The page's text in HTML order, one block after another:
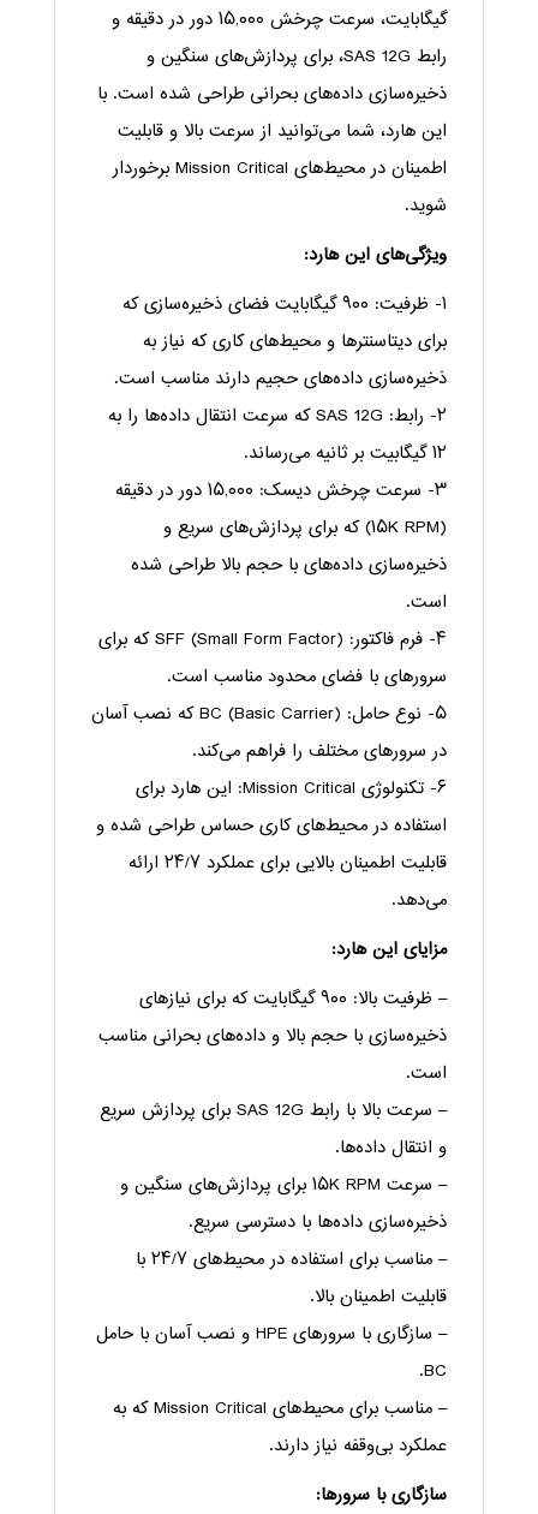
گیگابایت، سرعت چرخش ۱۵,۰۰۰ دور در دقیقه و
رابط SAS 12G، برای پردازش‌های سنگین و
ذخیره‌سازی داده‌های بحرانی طراحی شده است. با
این هارد، شما می‌توانید از سرعت بالا و قابلیت
اطمینان در محیط‌های Mission Critical برخوردار
شوید.
ویژگی‌های این هارد:
۱- ظرفیت: ۹۰۰ گیگابایت فضای ذخیره‌سازی که
برای دیتاسنترها و محیط‌های کاری که نیاز به
ذخیره‌سازی داده‌های حجیم دارند مناسب است.
۲- رابط: SAS 12G که سرعت انتقال داده‌ها را به
۱۲ گیگابیت بر ثانیه می‌رساند.
۳- سرعت چرخش دیسک: ۱۵,۰۰۰ دور در دقیقه
(۱۵K RPM) که برای پردازش‌های سریع و
ذخیره‌سازی داده‌های با حجم بالا طراحی شده
است.
۴- فرم فاکتور: SFF (Small Form Factor) که برای
سرورهای با فضای محدود مناسب است.
۵- نوع حامل: BC (Basic Carrier) که نصب آسان
در سرورهای مختلف را فراهم می‌کند.
۶- تکنولوژی Mission Critical: این هارد برای
استفاده در محیط‌های کاری حساس طراحی شده و
قابلیت اطمینان بالایی برای عملکرد ۲۴/۷ ارائه
می‌دهد.
مزایای این هارد:
– ظرفیت بالا: ۹۰۰ گیگابایت که برای نیازهای
ذخیره‌سازی با حجم بالا و داده‌های بحرانی مناسب
است.
– سرعت بالا با رابط SAS 12G برای پردازش سریع
و انتقال داده‌ها.
– سرعت ۱۵K RPM برای پردازش‌های سنگین و
ذخیره‌سازی داده‌ها با دسترسی سریع.
– مناسب برای استفاده در محیط‌های ۲۴/۷ با
قابلیت اطمینان بالا.
– سازگاری با سرورهای HPE و نصب آسان با حامل
BC.
– مناسب برای محیط‌های Mission Critical که به
عملکرد بی‌وقفه نیاز دارند.
سازگاری با سرورها: